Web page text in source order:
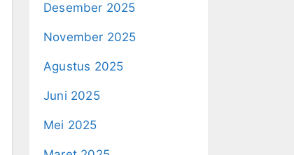
Desember 2025
November 2025
Agustus 2025
Juni 2025
Mei 2025